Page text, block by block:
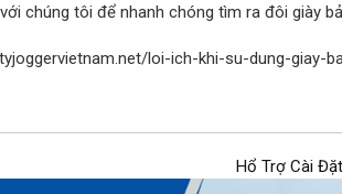
chúng tôi để nhanh chóng tìm ra đôi giày
loi-ich-khi-su-dung-giay-
Hổ Trợ Cài